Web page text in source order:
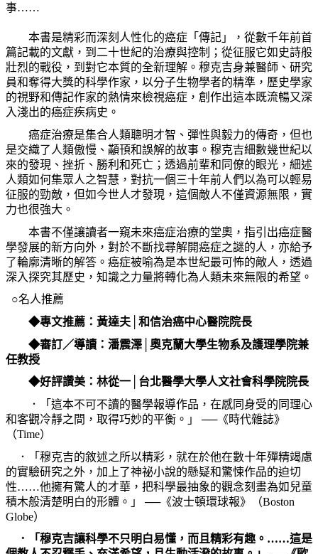
事……
本書是精彩而深刻人性化的癌症「傳記」，從數千年前首
篇記載的文獻，到二十世紀的治療與控制；從征服它如史詩般
壯烈的戰役，到對它本質的全新理解。穆克吉身兼醫師、研究
員和奪得大獎的科學作家，以分子生物學者的精準，歷史學家
的視野和傳記作家的熱情來檢視癌症，創作出這本既流暢又深
入淺出的癌症疾病史。
癌症治療是集合人類聰明才智、彈性與毅力的傳奇，但也
是交織了人類傲慢、顢頇和誤解的故事。穆克吉細數幾世紀以
來的發現、挫折、勝利和死亡；透過前輩和同僚的眼光，細述
人類如何集眾人之智慧，對抗一個三十年前人們以為可以輕易
征服的勁敵，但如今世人才發現，這個敵人不僅資源無限，實
力也很強大。
本書不僅讓讀者一窺未來癌症治療的堂奧，指引出癌症醫
學發展的新方向外，對於不斷找尋解開癌症之謎的人，亦給予
了輪廓清晰的解答。癌症被喻為是本世紀最可怖的敵人，透過
深入探究其歷史，知識之力量將轉化為人類未來無限的希望。
○名人推薦
◆專文推薦：黃達夫│和信治癌中心醫院院長
◆審訂／導讀：潘震澤│奧克蘭大學生物系及護理學院兼
任教授
◆好評讚美：林從一│台北醫學大學人文社會科學院院長
．「這本不可不讀的醫學報導作品，在感同身受的同理心
和客觀冷靜之間，取得巧妙的平衡。」
──《時代雜誌》
（Time）
．「穆克吉的敘述之所以精彩，就在於他在數十年殫精竭慮
的實驗研究之外，加上了神祕小說的懸疑和驚悚作品的迫切
性……他擁有驚人的才華，把科學最抽象的觀念刻畫為如兒童
積木般清楚明白的形體。」
──《波士頓環球報》（Boston
Globe）
．「穆克吉讓科學不只明白易懂，而且精彩有趣。……這是